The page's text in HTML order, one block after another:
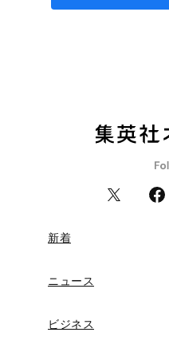
新着
ニュース
ビジネス